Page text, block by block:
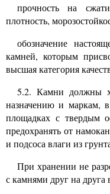
прочность на
плотность,
обозначение
камней, которым
высшая категория
5.2. Камни должны
назначению и маркам,
площадках с твердым
предохранять от
и подсоса влаги из
При хранении не
с камнями друг на друга